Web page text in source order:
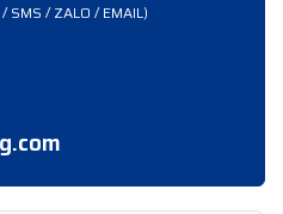
SMS / ZALO / EMAIL)